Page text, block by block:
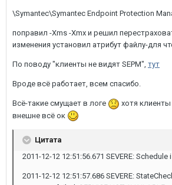
\Symantec\Symantec Endpoint Protection
поправил -Xms -Xmx и решил
изменения установил атрибут файлу-для
По поводу "клиенты не видят SEPM", тут
Вроде всё работает, всем спасибо.
Всё-такие смущает в логе
хотя
внешне всё ок
Цитата
2011-12-12 12:51:56.671 SEVERE: Schedule
2011-12-12 12:51:57.686 SEVERE: